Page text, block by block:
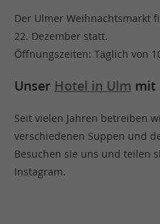
Der Ulmer Weihnachtsmarkt
22. Dezember statt.
Öffnungszeiten: Täglich von
Unser Hotel in Ulm mit
Seit vielen Jahren betreiben
verschiedenen Suppen und
Besuchen sie uns und teilen
Instagram.